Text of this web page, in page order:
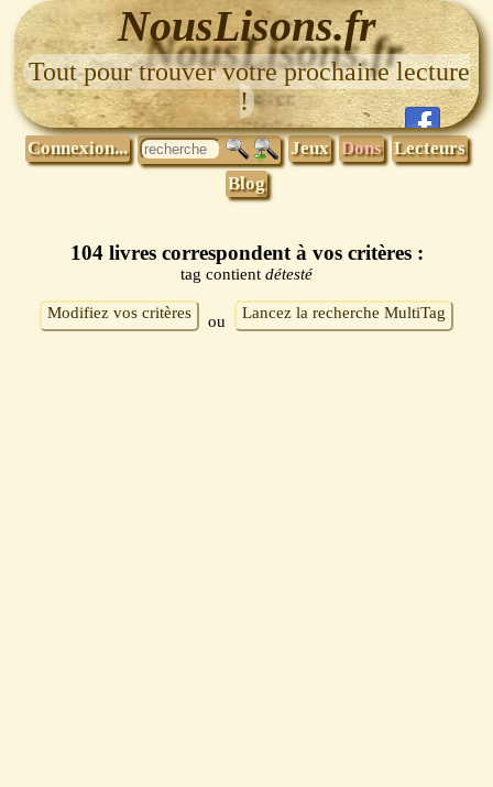
NousLisons.fr
Tout pour trouver votre prochaine lecture
!
Connexion... Jeux Dons Lecteurs
Blog
104 livres correspondent à vos critères :
tag contient détesté
Modifiez vos critères ou Lancez la recherche MultiTag